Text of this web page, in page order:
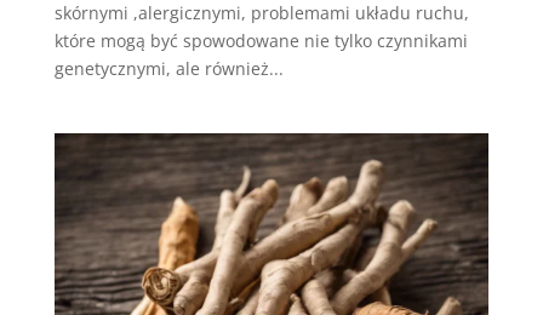
skórnymi ,alergicznymi, problemami układu ruchu,
które mogą być spowodowane nie tylko czynnikami
genetycznymi, ale również...